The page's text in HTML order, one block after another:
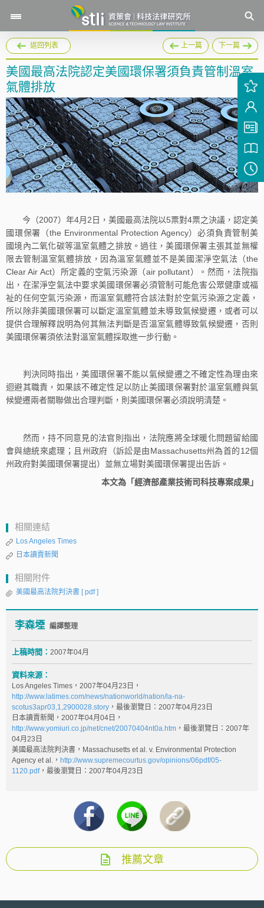
返回列表 上一篇 下一篇
美國最高法院認定美國環保署須負責管制溫室
氣體排放
今（2007）年4月2日，美國最高法院以5票對4票之決議，認定美
國環保署（the Environmental Protection Agency）必須負責管制美
國境內二氧化碳等溫室氣體之排放。過往，美國環保署主張其並無權
限去管制溫室氣體排放，因為溫室氣體並不是美國潔淨空氣法（the
Clear Air Act）所定義的空氣污染源（air pollutant）。然而，法院指
出，在潔淨空氣法中要求美國環保署必須管制可能危害公眾健康或福
祉的任何空氣污染源，而溫室氣體符合該法對於空氣污染源之定義，
所以除非美國環保署可以斷定溫室氣體並未導致氣候變遷，或者可以
提供合理解釋說明為何其無法判斷是否溫室氣體導致氣候變遷，否則
美國環保署須依法對溫室氣體採取進一步行動。
判決同時指出，美國環保署不能以氣候變遷之不確定性為理由來
迴避其職責，如果該不確定性足以防止美國環保署對於溫室氣體與氣
候變遷兩者關聯做出合理判斷，則美國環保署必須說明清楚。
然而，持不同意見的法官則指出，法院應將全球暖化問題留給國
會與總統來處理；且州政府（訴訟是由Massachusetts州為首的12個
州政府對美國環保署提出）並無立場對美國環保署提出告訴。
本文為「經濟部產業技術司科技專案成果」
相關連結
Los Angeles Times
日本讀賣新聞
相關附件
美國最高法院判決書 [ pdf ]
李森堙 編譯整理
上稿時間： 2007年04月
資料來源：
Los Angeles Times，2007年04月23日，
http://www.latimes.com/news/nationworld/nation/la-na-
scotus3apr03,1,2900028.story ，最後瀏覽日：2007年04月23日
日本讀賣新聞，2007年04月04日，
http://www.yomiuri.co.jp/net/cnet/20070404nt0a.htm ，最後瀏覽日：2007年
04月23日
美國最高法院判決書，Massachusetts et al. v. Environmental Protection
Agency et al.， http://www.supremecourtus.gov/opinions/06pdf/05-
1120.pdf，最後瀏覽日：2007年04月23日
推薦文章